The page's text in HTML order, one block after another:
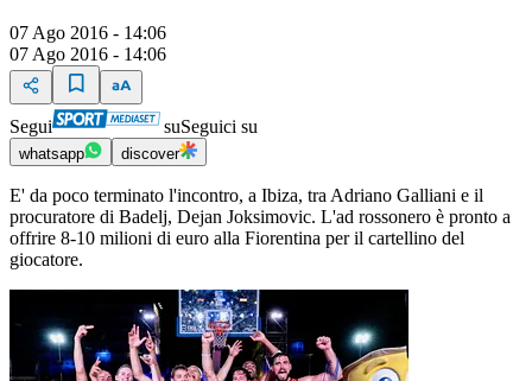
07 Ago 2016 - 14:06
07 Ago 2016 - 14:06
Segui suSeguici su
whatsapp discover
E' da poco terminato l'incontro, a Ibiza, tra Adriano Galliani e il
procuratore di Badelj, Dejan Joksimovic. L'ad rossonero è pronto a
offrire 8-10 milioni di euro alla Fiorentina per il cartellino del
giocatore.